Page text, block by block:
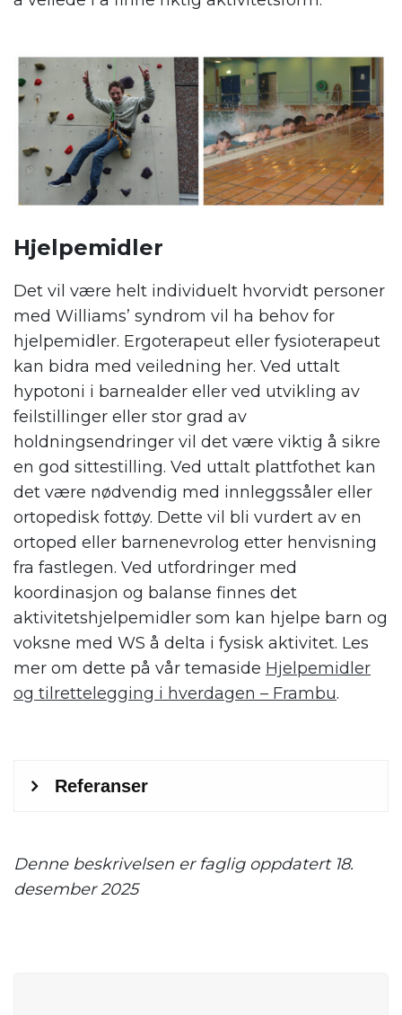
Hjelpemidler
Det vil være helt individuelt hvorvidt personer
med Williams’ syndrom vil ha behov for
hjelpemidler. Ergoterapeut eller fysioterapeut
kan bidra med veiledning her. Ved uttalt
hypotoni i barnealder eller ved utvikling av
feilstillinger eller stor grad av
holdningsendringer vil det være viktig å sikre
en god sittestilling. Ved uttalt plattfothet kan
det være nødvendig med innleggssåler eller
ortopedisk fottøy. Dette vil bli vurdert av en
ortoped eller barnenevrolog etter henvisning
fra fastlegen. Ved utfordringer med
koordinasjon og balanse finnes det
aktivitetshjelpemidler som kan hjelpe barn og
voksne med WS å delta i fysisk aktivitet. Les
mer om dette på vår temaside Hjelpemidler
og tilrettelegging i hverdagen – Frambu.
Denne beskrivelsen er faglig oppdatert 18.
desember 2025